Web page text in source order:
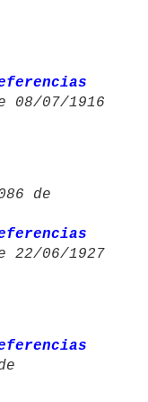
08/07/1916
de
22/06/1927